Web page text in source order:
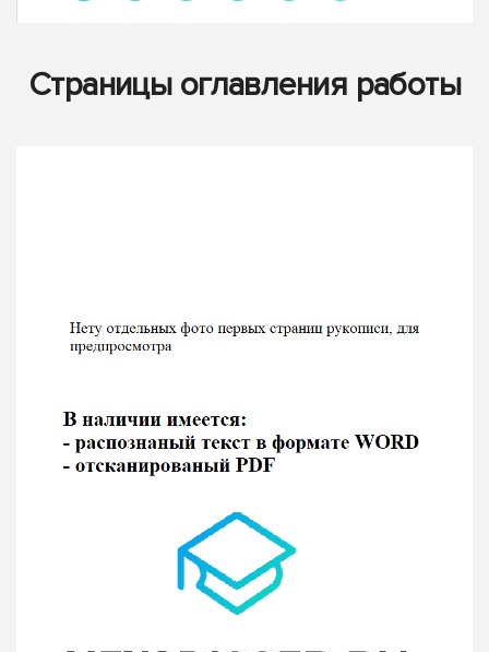
Страницы оглавления работы